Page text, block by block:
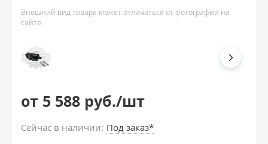
Внешний вид товара может отличаться от фотографии на
сайте
от 5 588 руб./шт
Сейчас в наличии: Под заказ*